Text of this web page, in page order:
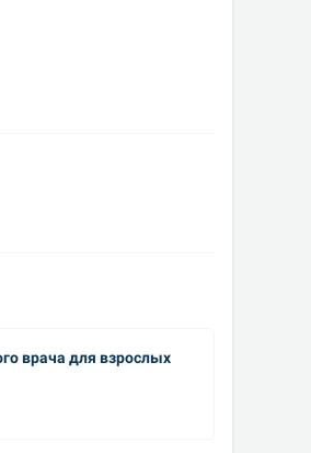
врача для взрослых